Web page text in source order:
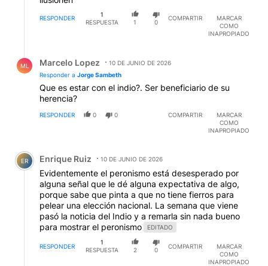
RESPONDER
1
RESPUESTA
1 0
COMPARTIR
MARCAR
COMO
INAPROPIADO
ML Marcelo Lopez
10 DE JUNIO DE 2026
Responder a Jorge Sambeth
Que es estar con el indio?. Ser beneficiario de su
herencia?
RESPONDER 0 0 COMPARTIR
MARCAR
COMO
INAPROPIADO
Comentario de Enrique Ruiz.
ER Enrique Ruiz 10 DE JUNIO DE 2026
Evidentemente el peronismo está desesperado por
alguna señal que le dé alguna expectativa de algo,
porque sabe que pinta a que no tiene fierros para
pelear una elección nacional. La semana que viene
pasó la noticia del Indio y a remarla sin nada bueno
para mostrar el peronismo
EDITADO
RESPONDER
1
RESPUESTA
2 0
COMPARTIR
MARCAR
COMO
INAPROPIADO